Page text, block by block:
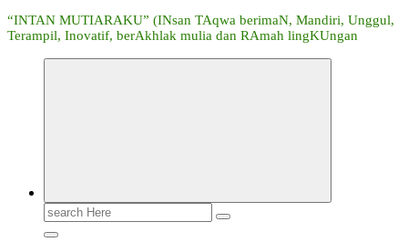
“INTAN MUTIARAKU” (INsan TAqwa berimaN, Mandiri, Unggul,
Terampil, Inovatif, berAkhlak mulia dan RAmah lingKUngan
Search
for: